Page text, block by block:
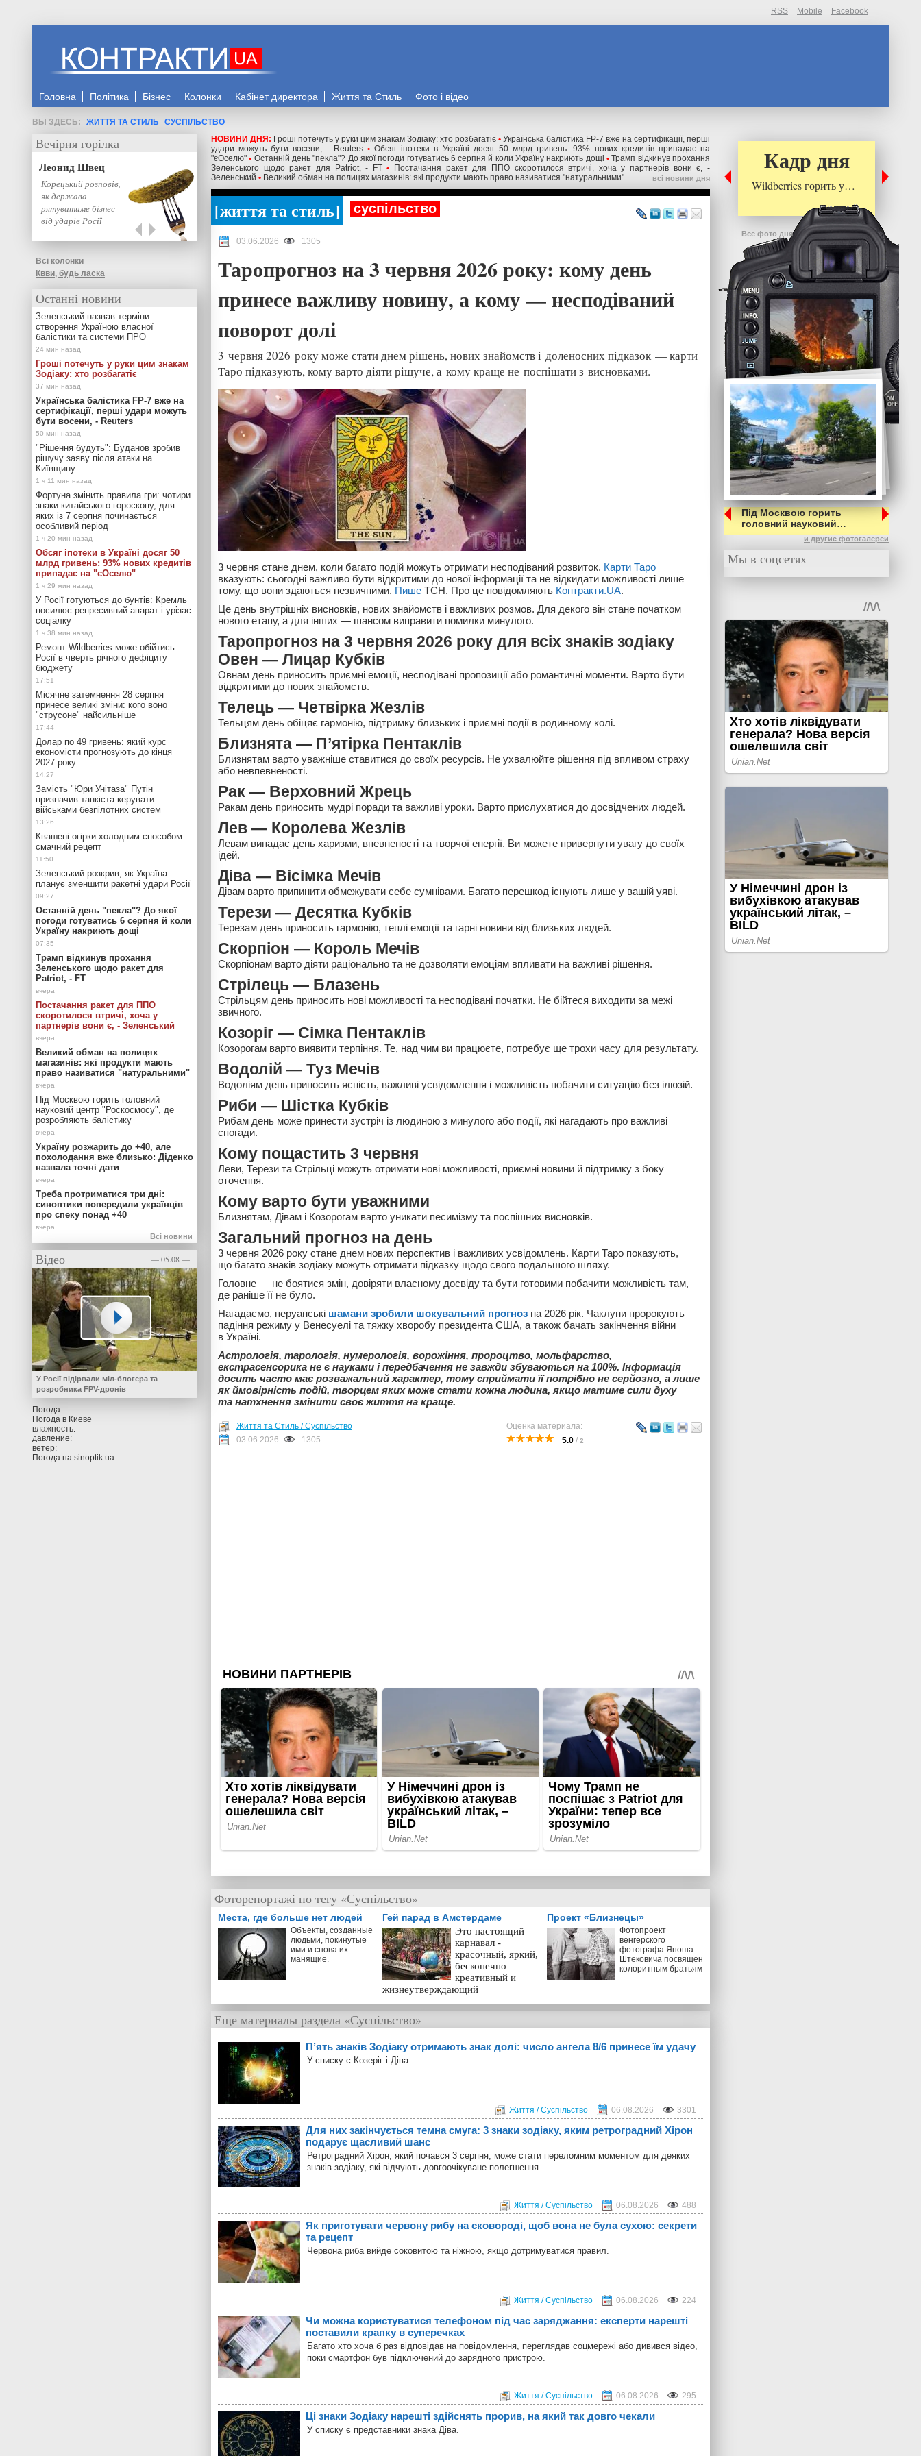
RSS Mobile Facebook
Головна Політика Бізнес Колонки Кабінет директора Життя та Стиль Фото і відео
ЖИТТЯ ТА СТИЛЬ СУСПІЛЬСТВО
НОВИНИ ДНЯ: Гроші потечуть у руки цим знакам Зодіаку: хто розбагатіє • Українська балістика FP-7 вже на сертифікації, перші
удари можуть бути восени, - Reuters • Обсяг іпотеки в Україні досяг 50 млрд гривень: 93% нових кредитів припадає на
"єОселю" • Останній день "пекла"? До якої погоди готуватись 6 серпня й коли Україну накриють дощі • Трамп відкинув прохання
Зеленського щодо ракет для Patriot, - FT •
Постачання ракет для ППО скоротилося втричі, хоча у партнерів вони є, -
Зеленський • Великий обман на полицях магазинів: які продукти мають право називатися "натуральними" всі новини дня
життя та стиль суспільство
03.06.2026 1305
Таропрогноз на 3 червня 2026 року: кому день
принесе важливу новину, а кому — несподіваний
поворот долі
3 червня 2026 року може стати днем рішень, нових знайомств і доленосних підказок — карти
Таро підказують, кому варто діяти рішуче, а кому краще не поспішати з висновками.
3 червня стане днем, коли багато подій можуть отримати несподіваний розвиток. Карти Таро
вказують: сьогодні важливо бути відкритими до нової інформації та не відкидати можливості лише
тому, що вони здаються незвичними. Пише ТСН. Про це повідомляють Контракти.UA.
Це день внутрішніх висновків, нових знайомств і важливих розмов. Для декого він стане початком
нового етапу, а для інших — шансом виправити помилки минулого.
Таропрогноз на 3 червня 2026 року для всіх знаків зодіаку
Овен — Лицар Кубків
Овнам день приносить приємні емоції, несподівані пропозиції або романтичні моменти. Варто бути
відкритими до нових знайомств.
Телець — Четвірка Жезлів
Тельцям день обіцяє гармонію, підтримку близьких і приємні події в родинному колі.
Близнята — П’ятірка Пентаклів
Близнятам варто уважніше ставитися до своїх ресурсів. Не ухвалюйте рішення під впливом страху
або невпевненості.
Рак — Верховний Жрець
Ракам день приносить мудрі поради та важливі уроки. Варто прислухатися до досвідчених людей.
Лев — Королева Жезлів
Левам випадає день харизми, впевненості та творчої енергії. Ви можете привернути увагу до своїх
ідей.
Діва — Вісімка Мечів
Дівам варто припинити обмежувати себе сумнівами. Багато перешкод існують лише у вашій уяві.
Терези — Десятка Кубків
Терезам день приносить гармонію, теплі емоції та гарні новини від близьких людей.
Скорпіон — Король Мечів
Скорпіонам варто діяти раціонально та не дозволяти емоціям впливати на важливі рішення.
Стрілець — Блазень
Стрільцям день приносить нові можливості та несподівані початки. Не бійтеся виходити за межі
звичного.
Козоріг — Сімка Пентаклів
Козорогам варто виявити терпіння. Те, над чим ви працюєте, потребує ще трохи часу для результату.
Водолій — Туз Мечів
Водоліям день приносить ясність, важливі усвідомлення і можливість побачити ситуацію без ілюзій.
Риби — Шістка Кубків
Рибам день може принести зустріч із людиною з минулого або події, які нагадають про важливі
спогади.
Кому пощастить 3 червня
Леви, Терези та Стрільці можуть отримати нові можливості, приємні новини й підтримку з боку
оточення.
Кому варто бути уважними
Близнятам, Дівам і Козорогам варто уникати песимізму та поспішних висновків.
Загальний прогноз на день
3 червня 2026 року стане днем нових перспектив і важливих усвідомлень. Карти Таро показують,
що багато знаків зодіаку можуть отримати підказку щодо свого подальшого шляху.
Головне — не боятися змін, довіряти власному досвіду та бути готовими побачити можливість там,
де раніше її не було.
Нагадаємо, перуанські шамани зробили шокувальний прогноз на 2026 рік. Чаклуни пророкують
падіння режиму у Венесуелі та тяжку хворобу президента США, а також бачать закінчення війни
в Україні.
Астрологія, тарологія, нумерологія, ворожіння, пророцтво, мольфарство,
екстрасенсорика не є науками і передбачення не завжди збуваються на 100%. Інформація
досить часто має розважальний характер, тому сприймати її потрібно не серйозно, а лише
як ймовірність подій, творцем яких може стати кожна людина, якщо матиме сили духу
та натхнення змінити своє життя на краще.
Оценка материала:
5.0 / 2
Життя та Стиль / Суспільство
03.06.2026
1305
Фоторепортажі по тегу «Суспільство»
Места, где больше нет людей
Объекты, созданные
людьми, покинутые
ими и снова их
манящие.
Гей парад в Амстердаме
Это настоящий
карнавал -
красочный, яркий,
бесконечно
креативный и
жизнеутверждающий
Проект «Близнецы»
Фотопроект
венгерского
фотографа Яноша
Штековича посвящен
колоритным братьям
Еще материалы раздела «Суспільство»
П’ять знаків Зодіаку отримають знак долі: число ангела 8/6 принесе їм удачу
У списку є Козеріг і Діва.
Життя / Суспільство 06.08.2026 3301
Для них закінчується темна смуга: 3 знаки зодіаку, яким ретроградний Хірон
подарує щасливий шанс
Ретроградний Хірон, який почався 3 серпня, може стати переломним моментом для деяких
знаків зодіаку, які відчують довгоочікуване полегшення.
Життя / Суспільство 06.08.2026 488
Як приготувати червону рибу на сковороді, щоб вона не була сухою: секрети
та рецепт
Червона риба вийде соковитою та ніжною, якщо дотримуватися правил.
Життя / Суспільство 06.08.2026 224
Чи можна користуватися телефоном під час заряджання: експерти нарешті
поставили крапку в суперечках
Багато хто хоча б раз відповідав на повідомлення, переглядав соцмережі або дивився відео,
поки смартфон був підключений до зарядного пристрою.
Життя / Суспільство 06.08.2026 295
Ці знаки Зодіаку нарешті здійснять прорив, на який так довго чекали
У списку є представники знака Діва.
Вечірня горілка
Леонид Швец
Корецький розповів,
як держава
рятуватиме бізнес
від ударів Росії
Всі колонки
Квви, будь ласка
Останні новини
Зеленський назвав терміни
створення Україною власної
балістики та системи ПРО
Гроші потечуть у руки цим знакам
Зодіаку: хто розбагатіє
Українська балістика FP-7 вже на
сертифікації, перші удари можуть
бути восени, - Reuters
"Рішення будуть": Буданов зробив
рішучу заяву після атаки на
Київщину
Фортуна змінить правила гри: чотири
знаки китайського гороскопу, для
яких із 7 серпня починається
особливий період
Обсяг іпотеки в Україні досяг 50
млрд гривень: 93% нових кредитів
припадає на "єОселю"
У Росії готуються до бунтів: Кремль
посилює репресивний апарат і урізає
соціалку
Ремонт Wildberries може обійтись
Росії в чверть річного дефіциту
бюджету
Місячне затемнення 28 серпня
принесе великі зміни: кого воно
"струсоне" найсильніше
Долар по 49 гривень: який курс
економісти прогнозують до кінця
2027 року
Замість "Юри Унітаза" Путін
призначив танкіста керувати
військами безпілотних систем
Квашені огірки холодним способом:
смачний рецепт
Зеленський розкрив, як Україна
планує зменшити ракетні удари Росії
Останній день "пекла"? До якої
погоди готуватись 6 серпня й коли
Україну накриють дощі
Трамп відкинув прохання
Зеленського щодо ракет для
Patriot, - FT
Постачання ракет для ППО
скоротилося втричі, хоча у
партнерів вони є, - Зеленський
Великий обман на полицях
магазинів: які продукти мають
право називатися "натуральними"
Під Москвою горить головний
науковий центр "Роскосмосу", де
розробляють балістику
Україну розжарить до +40, але
похолодання вже близько: Діденко
назвала точні дати
Треба протриматися три дні:
синоптики попередили українців
про спеку понад +40
Всі новини
Відео — 05.08 —
У Росії підірвали міл-блогера та
розробника FPV-дронів
Погода
Погода в Киеве
влажность:
давление:
ветер:
Погода на sinoptik.ua
Кадр дня
Wildberries горить у…
Все фото дня
Під Москвою горить
головний науковий…
и другие фотогалереи
Мы в соцсетях